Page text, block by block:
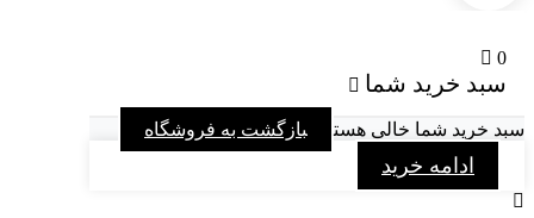
0
سبد خرید شما
سبد خرید شما خالی هست بازگشت به فروشگاه
ادامه خرید